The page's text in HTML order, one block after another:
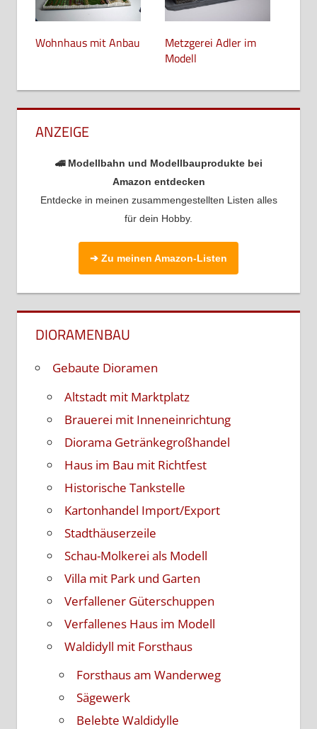
Wohnhaus mit Anbau
Metzgerei Adler im
Modell
ANZEIGE
🚄 Modellbahn und Modellbauprodukte bei
Amazon entdecken
Entdecke in meinen zusammengestellten Listen alles
für dein Hobby.
➔ Zu meinen Amazon-Listen
DIORAMENBAU
Gebaute Dioramen
Altstadt mit Marktplatz
Brauerei mit Inneneinrichtung
Diorama Getränkegroßhandel
Haus im Bau mit Richtfest
Historische Tankstelle
Kartonhandel Import/Export
Stadthäuserzeile
Schau-Molkerei als Modell
Villa mit Park und Garten
Verfallener Güterschuppen
Verfallenes Haus im Modell
Waldidyll mit Forsthaus
Forsthaus am Wanderweg
Sägewerk
Belebte Waldidylle